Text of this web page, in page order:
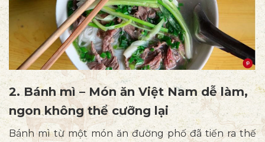
2. Bánh mì – Món ăn Việt Nam dễ làm,
ngon không thể cưỡng lại
Bánh mì từ một món ăn đường phố đã tiến ra thế